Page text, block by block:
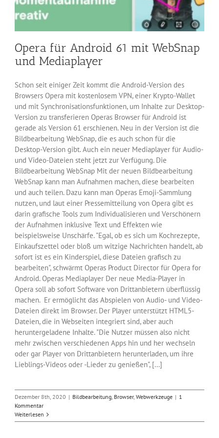
Opera für Android 61 mit WebSnap
und Mediaplayer
Schon seit einiger Zeit kommt die Android-Version des
Browsers Opera mit kostenlosem VPN, einer Krypto-Wallet
und mit Synchronisationsfunktionen, um Inhalte zur Desktop-
Version zu transferieren Operas Browser für Android ist
gerade als Version 61 erschienen. Neu in der Version ist die
Bildbearbeitung WebSnap, die es auch schon für die
Desktop-Version gibt. Auch ein neuer Mediaplayer für Audio-
und Video-Dateien steht jetzt zur Verfügung. Die
Bildbearbeitung WebSnap Mit der neuen Bildbearbeitung
WebSnap kann man Aufnahmen machen, diese bearbeiten
und auch teilen. Dazu kann man Operas Emoji-Sammlung
nutzen, und laut einer Pressemitteilung von Opera gibt es
darin grafische Tools zum Individualisieren und Verschönern
der Aufnahmen inklusive Text und Effekten wie
beispielsweise Unschärfe. "Egal, ob es sich um Kochrezepte,
Einkaufszettel oder bloß um witzige Nachrichten handelt, ab
sofort ist es ein Kinderspiel, diese Dateien grafisch zu
bearbeiten", schwärmt Operas Product Director für Opera for
Android. Operas Mediaplayer Der neue Media-Player in
Opera soll ab sofort Software von Drittanbietern überflüssig
machen. Er ermöglicht das Abspielen von Audio- und Video-
Dateien direkt im Browser. Der Player unterstützt HTML5-
Dateien, die in Webseiten integriert sind, aber auch
heruntergeladene Inhalte. "Die Nutzer müssen also nicht
mehr zwischen verschiedenen Apps hin und her wechseln
oder gar Player von Drittanbietern herunterladen, um ihre
Lieblings-Videos oder -Lieder zu genießen", [...]
Dezember 8th, 2020 | Bildbearbeitung, Browser, Webwerkzeuge | 1
Kommentar
Weiterlesen